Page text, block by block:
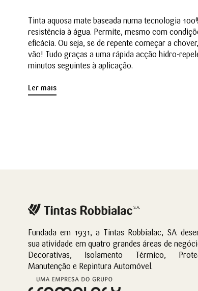
Tinta aquosa mate baseada numa tecnologia
resistência à água. Permite, mesmo com
eficácia. Ou seja, se de repente começar a
vão! Tudo graças a uma rápida acção hidro-
minutos seguintes à aplicação.
Ler mais
Fundada em 1931, a Tintas Robbialac, SA
sua atividade em quatro grandes áreas de
Decorativas, Isolamento Térmico,
Manutenção e Repintura Automóvel.